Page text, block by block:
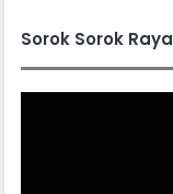
Sorok Sorok Raya